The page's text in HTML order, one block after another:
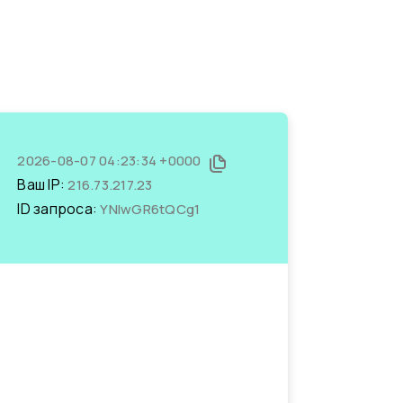
2026-08-07 04:23:34 +0000
Ваш IP:216.73.217.23
ID запроса:YNIwGR6tQCg1